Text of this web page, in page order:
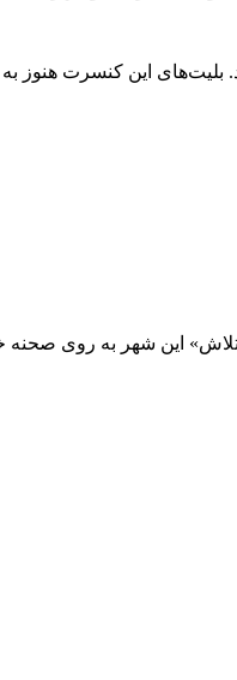
جایگاه و موقعیت صندلی‌ها تا ۵۰‌هزارتومان
روز یکشنبه ۱۶ تیرماه میهمان اهالی شهر کرمان خواهند بود و طی